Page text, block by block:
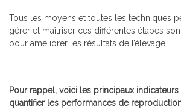
Tous les moyens et toutes les techniques
gérer et maîtriser ces différentes étapes
pour améliorer les résultats de l’élevage.
Pour rappel, voici les principaux
quantifier les performances de